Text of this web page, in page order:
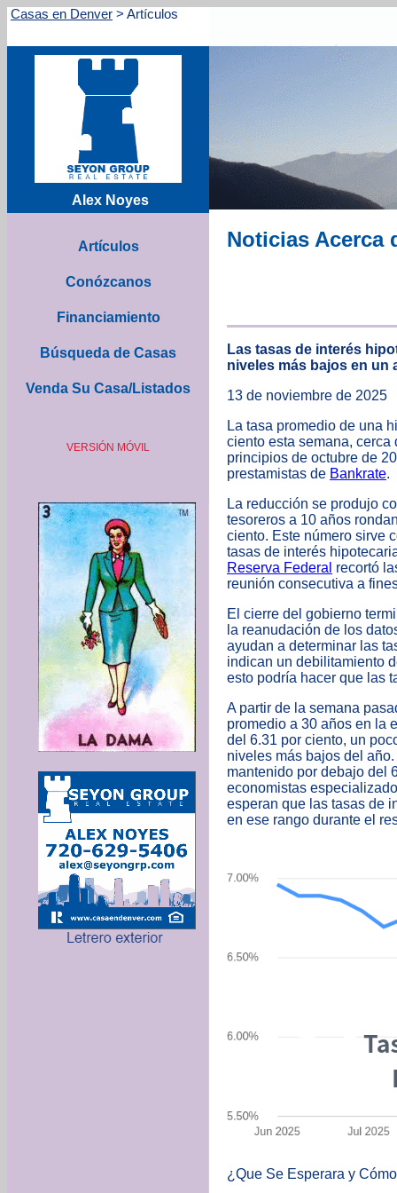
Casas en Denver > Artículos
Alex Noyes
Noticias Acerca
Artículos
Conózcanos
Financiamiento
Búsqueda de Casas
Venda Su Casa/Listados
VERSIÓN MÓVIL
Las tasas de interés
niveles más bajos en un
13 de noviembre de 2025
La tasa promedio de una
ciento esta semana, cerca
principios de octubre de
prestamistas de Bankrate.
La reducción se produjo
tesoreros a 10 años
ciento. Este número sirve
tasas de interés
Reserva Federal recortó
reunión consecutiva a
El cierre del gobierno
la reanudación de los
ayudan a determinar las
indican un debilitamiento
esto podría hacer que las
A partir de la semana
promedio a 30 años en la
del 6.31 por ciento, un
niveles más bajos del
mantenido por debajo del
economistas
esperan que las tasas de
en ese rango durante el
¿Que Se Esperara y